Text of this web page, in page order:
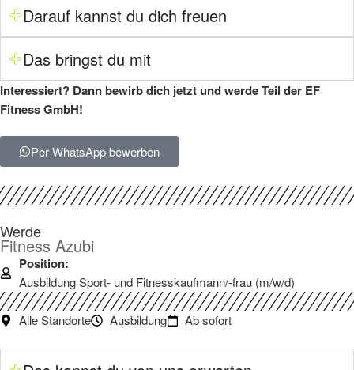
Darauf kannst du dich freuen
Das bringst du mit
Interessiert? Dann bewirb dich jetzt und werde Teil der EF
Fitness GmbH!
Per WhatsApp bewerben
Werde
Fitness Azubi
Position:
Ausbildung Sport- und Fitnesskaufmann/-frau (m/w/d)
Alle Standorte Ausbildung Ab sofort